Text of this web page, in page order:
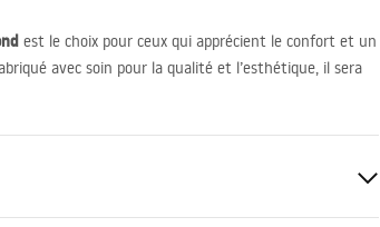
est le choix pour ceux qui apprécient le confort et un
avec soin pour la qualité et l’esthétique, il sera